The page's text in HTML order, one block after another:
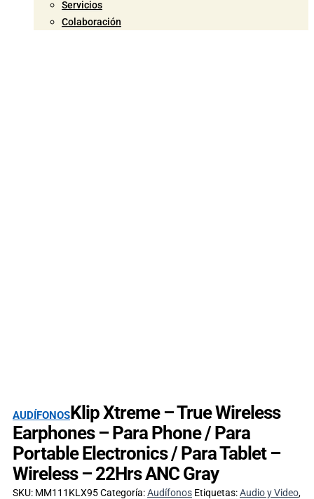
Servicios
Colaboración
AUDÍFONOSKlip Xtreme – True Wireless
Earphones – Para Phone / Para
Portable Electronics / Para Tablet –
Wireless – 22Hrs ANC Gray
SKU: MM111KLX95Categoría:Audífonos Etiquetas:Audio y Video,